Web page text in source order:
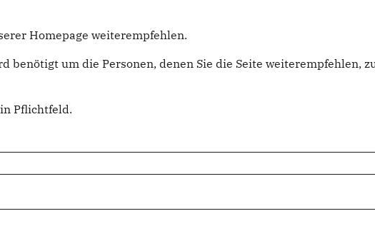
Homepage weiterempfehlen.
benötigt um die Personen, denen Sie die Seite weiterempfehlen,
Pflichtfeld.